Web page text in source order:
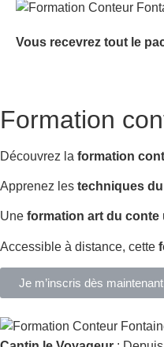
Vous recevrez tout le
Formation
Découvrez la formation
Apprenez les techniques
Une formation art du conte
Accessible à distance, cette
Je m’inscris dès maintenant